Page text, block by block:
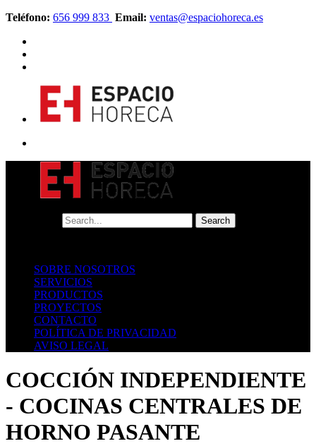
Teléfono: 656 999 833 Email: ventas@espaciohoreca.es
SOBRE NOSOTROS
SERVICIOS
PRODUCTOS
PROYECTOS
CONTACTO
POLÍTICA DE PRIVACIDAD
AVISO LEGAL
COCCIÓN INDEPENDIENTE
- COCINAS CENTRALES DE
HORNO PASANTE